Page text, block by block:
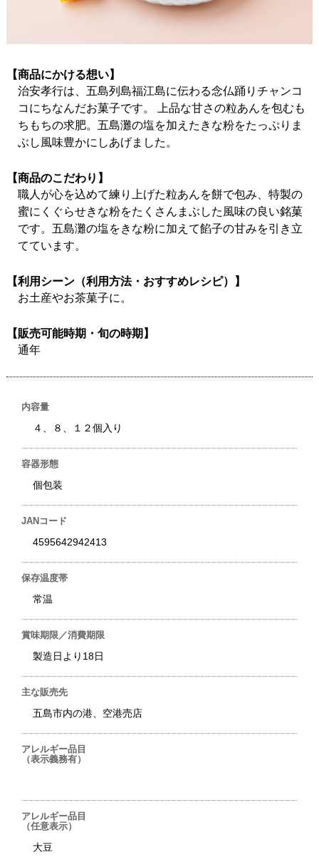
【商品にかける想い】
治安孝行は、五島列島福江島に伝わる念仏踊りチャンコ
コにちなんだお菓子です。 上品な甘さの粒あんを包むも
ちもちの求肥。五島灘の塩を加えたきな粉をたっぷりま
ぶし風味豊かにしあげました。
【商品のこだわり】
職人が心を込めて練り上げた粒あんを餅で包み、特製の
蜜にくぐらせきな粉をたくさんまぶした風味の良い銘菓
です。五島灘の塩をきな粉に加えて餡子の甘みを引き立
てています。
【利用シーン（利用方法・おすすめレシピ）】
お土産やお茶菓子に。
【販売可能時期・旬の時期】
通年
内容量
４、８、１２個入り
容器形態
個包装
JANコード
4595642942413
保存温度帯
常温
賞味期限／消費期限
製造日より18日
主な販売先
五島市内の港、空港売店
アレルギー品目
（表示義務有）
アレルギー品目
（任意表示）
大豆